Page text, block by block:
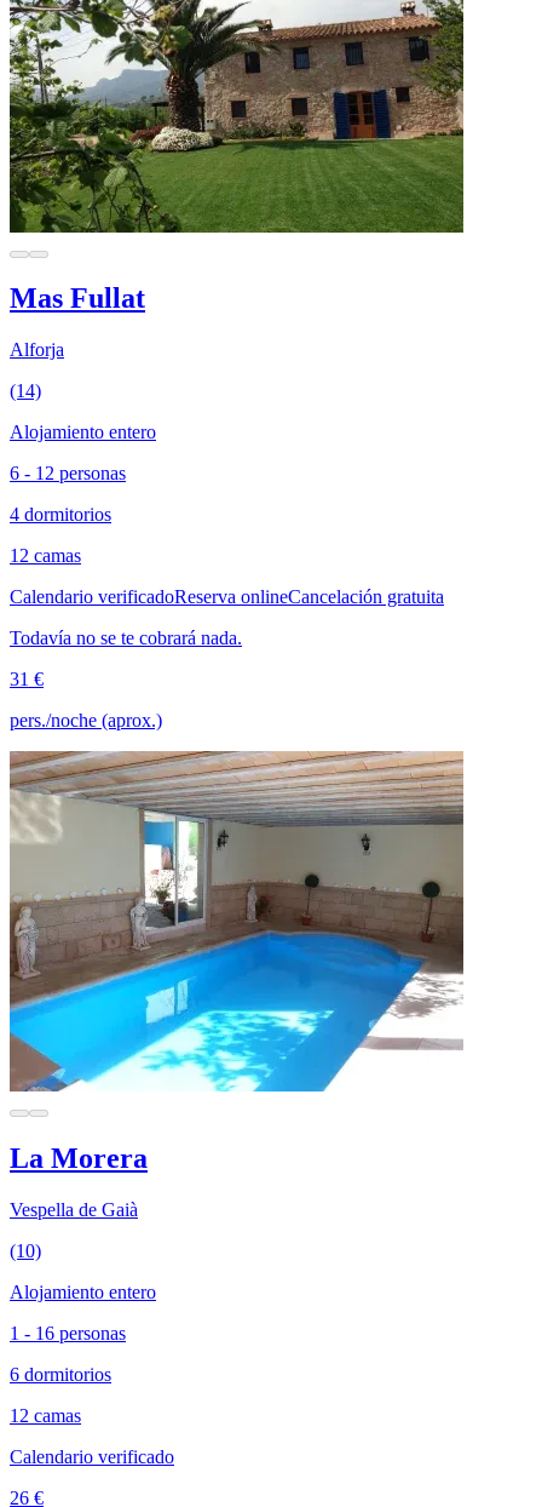
Mas Fullat
Alforja
(14)
Alojamiento entero
6 - 12 personas
4 dormitorios
12 camas
Calendario verificadoReserva onlineCancelación gratuita
Todavía no se te cobrará nada.
31 €
pers./noche (aprox.)
La Morera
Vespella de Gaià
(10)
Alojamiento entero
1 - 16 personas
6 dormitorios
12 camas
Calendario verificado
26 €